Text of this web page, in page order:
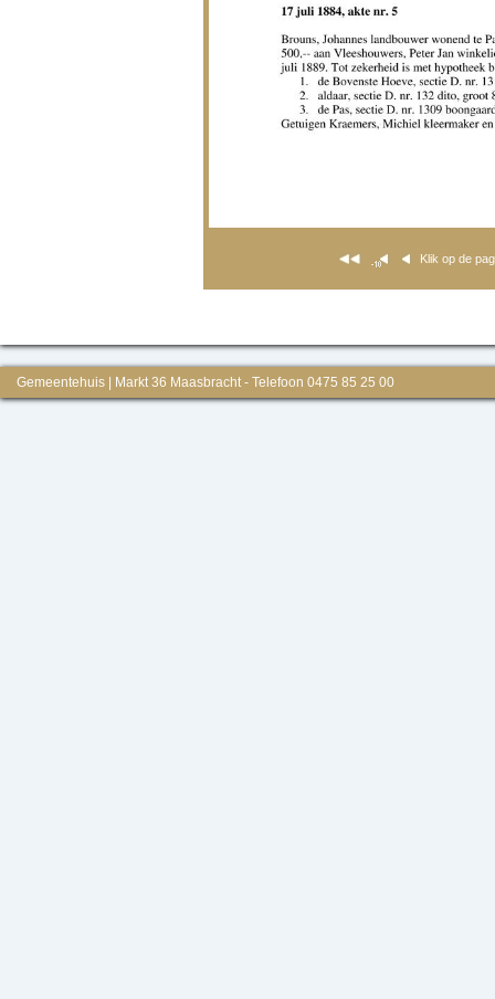
Klik op de
Gemeentehuis | Markt 36 Maasbracht - Telefoon 0475 85 25 00